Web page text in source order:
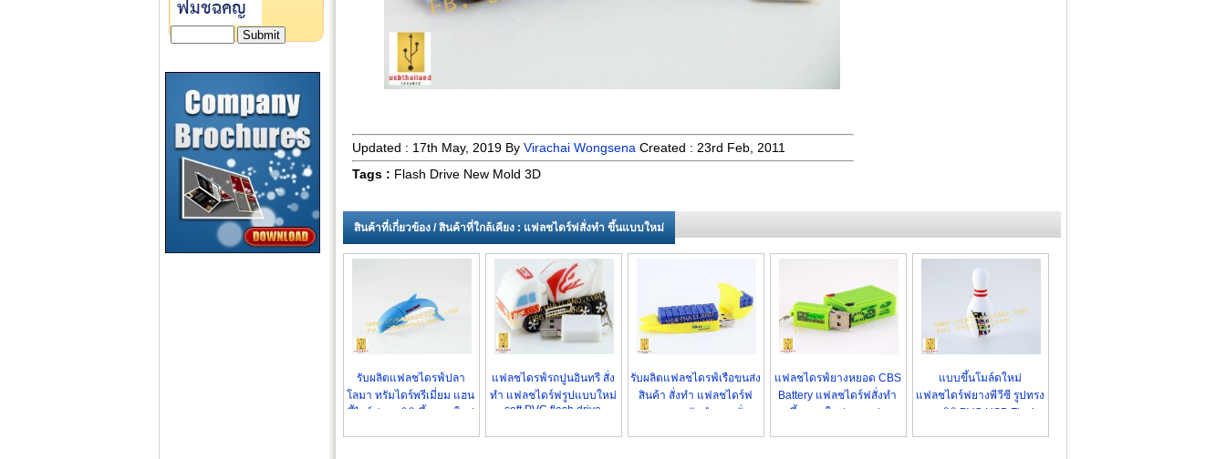
Updated : 17th May, 2019 By Virachai Wongsena Created : 23rd Feb, 2011
Tags : Flash Drive New Mold 3D
สินค้าที่เกี่ยวข้อง / สินค้าที่ใกล้เคียง : แฟลชไดร์ฟสั่งทำ ขึ้นแบบใหม่
รับผลิตแฟลชไดรฟ์ปลา
โลมา ทรัมไดร์พรีเมี่ยม แฮน
ดี้ไดร์ฟสามมิติ ขึ้นแบบใหม่
แฟลชไดรฟ์รถปูนอินทรี สั่ง
ทำ แฟลชไดร์ฟรูปแบบใหม่
soft PVC flash drive
รับผลิตแฟลชไดรฟ์เรือขนส่ง
สินค้า สั่งทำ แฟลชไดร์ฟ
ตามแบบ รับทำตามสั่ง
แฟลชไดรฟ์ยางหยอด CBS
Battery แฟลชไดร์ฟสั่งทำ
ขึ้นแบบใหม่ ราคาส่ง
แบบขึ้นโมล์ดใหม่
แฟลชไดร์ฟยางพีวีซี รูปทรง
สามมิติ PVC USB Flash